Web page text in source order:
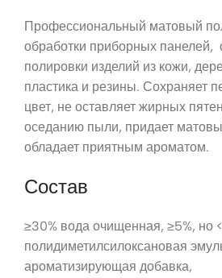
Профессиональный матовый
обработки приборных панелей,
полировки изделий из кожи,
пластика и резины. Сохраняет
цвет, не оставляет жирных
оседанию пыли, придает
обладает приятным ароматом.
Состав
≥30% вода очищенная, ≥5%, но
полидиметилсилоксановая
ароматизирующая добавка,